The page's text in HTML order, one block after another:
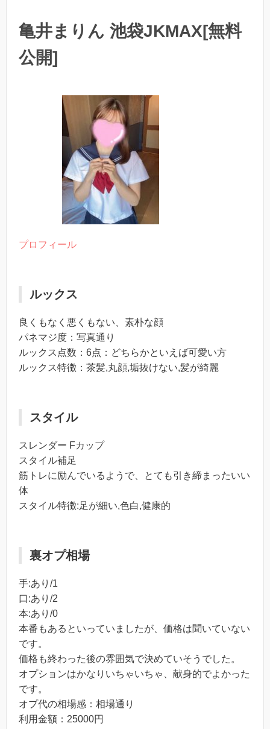
亀井まりん 池袋JKMAX[無料
公開]
プロフィール
ルックス
良くもなく悪くもない、素朴な顔
パネマジ度：写真通り
ルックス点数：6点：どちらかといえば可愛い方
ルックス特徴：茶髪,丸顔,垢抜けない,髪が綺麗
スタイル
スレンダー Fカップ
スタイル補足
筋トレに励んでいるようで、とても引き締まったいい
体
スタイル特徴:足が細い,色白,健康的
裏オプ相場
手:あり/1
口:あり/2
本:あり/0
本番もあるといっていましたが、価格は聞いていない
です。
価格も終わった後の雰囲気で決めていそうでした。
オプションはかなりいちゃいちゃ、献身的でよかった
です。
オプ代の相場感：相場通り
利用金額：25000円